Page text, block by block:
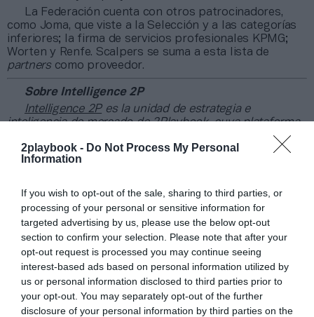
2playbook - Do Not Process My Personal
Information
If you wish to opt-out of the sale, sharing to third parties, or
processing of your personal or sensitive information for
targeted advertising by us, please use the below opt-out
section to confirm your selection. Please note that after your
opt-out request is processed you may continue seeing
interest-based ads based on personal information utilized by
us or personal information disclosed to third parties prior to
your opt-out. You may separately opt-out of the further
disclosure of your personal information by third parties on the
La Federación cuenta con otros patrocinadores,
como Joma, que viste a la Selección y a las categorías
inferiores; la firma de servicios profesionales KPMG;
Worten y Renfe. Scalpers se suma a esta lista de
partnerscomo proveedor.
Sobre Intelligence 2P
Intelligence 2Pes la unidad de estrategia e
inteligencia de mercado de 2Playbook, cuya plataforma
de datos monitoriza en tiempo real el negocio de 60
clubes de LaLiga, Liga F y Primera Federación; 200
clubes de ligas europeas; 22 clubes de ACB y Primera
La plataforma de datos monitoriza más de 34.000
contratos de patrocinio, de los que 25.000
corresponden al mercado español y más de 8.000 a
propiedades deportivas y competiciones internacionales,
segmentados por competición, tipología de activos,
marcas, categorías de producto y valor económico
aproximado de cada acuerdo. Si quieres más
información, contacta con nosotros
enintelligence@2playbook.com.